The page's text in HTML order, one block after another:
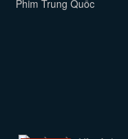
Phim Trung Quốc